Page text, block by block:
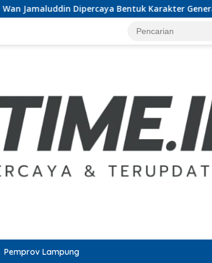
Dipercaya Bentuk Karakter Generasi Muda
Pemprov Lampung